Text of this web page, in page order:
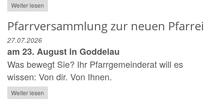
Weiter lesen
Pfarrversammlung zur neuen Pfarrei
27.07.2026
am 23. August in Goddelau
Was bewegt Sie? Ihr Pfarrgemeinderat will es
wissen: Von dir. Von Ihnen.
Weiter lesen